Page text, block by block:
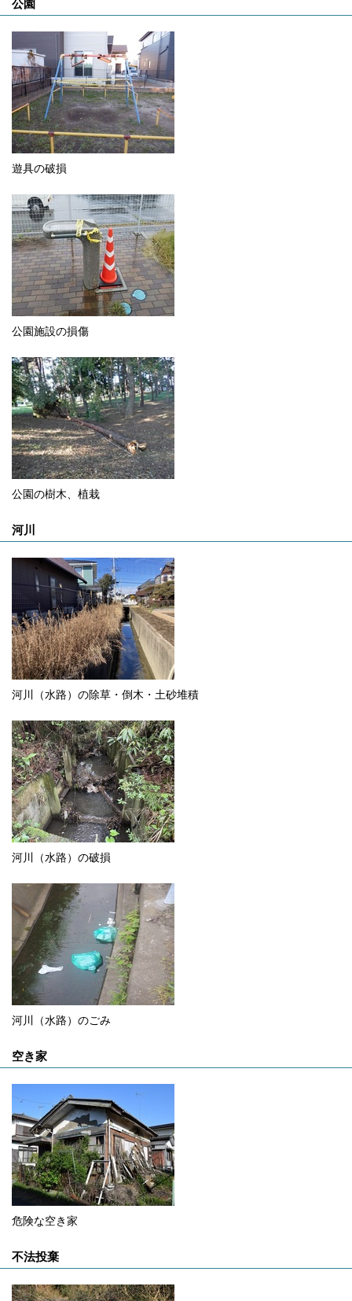
公園
遊具の破損
公園施設の損傷
公園の樹木、植栽
河川
河川（水路）の除草・倒木・土砂堆積
河川（水路）の破損
河川（水路）のごみ
空き家
危険な空き家
不法投棄